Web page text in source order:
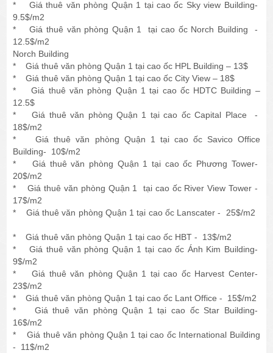
* Giá thuê văn phòng Quận 1 tại cao ốc Sky view Building-
9.5$/m2
* Giá thuê văn phòng Quận 1 tại cao ốc Norch Building -
12.5$/m2
Norch Building
* Giá thuê văn phòng Quận 1 tại cao ốc HPL Building – 13$
* Giá thuê văn phòng Quận 1 tại cao ốc City View – 18$
* Giá thuê văn phòng Quận 1 tại cao ốc HDTC Building –
12.5$
* Giá thuê văn phòng Quận 1 tại cao ốc Capital Place -
18$/m2
* Giá thuê văn phòng Quận 1 tại cao ốc Savico Office
Building- 10$/m2
* Giá thuê văn phòng Quận 1 tại cao ốc Phương Tower-
20$/m2
* Giá thuê văn phòng Quận 1 tại cao ốc River View Tower -
17$/m2
* Giá thuê văn phòng Quận 1 tại cao ốc Lanscater - 25$/m2
* Giá thuê văn phòng Quận 1 tại cao ốc HBT - 13$/m2
* Giá thuê văn phòng Quận 1 tại cao ốc Ánh Kim Building-
9$/m2
* Giá thuê văn phòng Quận 1 tại cao ốc Harvest Center-
23$/m2
* Giá thuê văn phòng Quận 1 tại cao ốc Lant Office - 15$/m2
* Giá thuê văn phòng Quận 1 tại cao ốc Star Building-
16$/m2
* Giá thuê văn phòng Quận 1 tại cao ốc International Building
- 11$/m2